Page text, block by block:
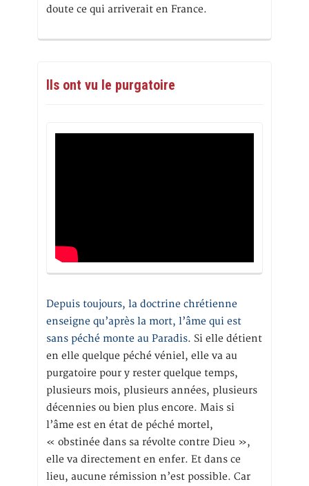
doute ce qui arriverait en France.
Ils ont vu le purgatoire
Depuis toujours, la doctrine chrétienne
enseigne qu’après la mort, l’âme qui est
sans péché monte au Paradis. Si elle détient
en elle quelque péché véniel, elle va au
purgatoire pour y rester quelque temps,
plusieurs mois, plusieurs années, plusieurs
décennies ou bien plus encore. Mais si
l’âme est en état de péché mortel,
« obstinée dans sa révolte contre Dieu »,
elle va directement en enfer. Et dans ce
lieu, aucune rémission n’est possible. Car